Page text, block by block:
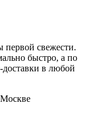
первой свежести.
быстро, а по
в любой